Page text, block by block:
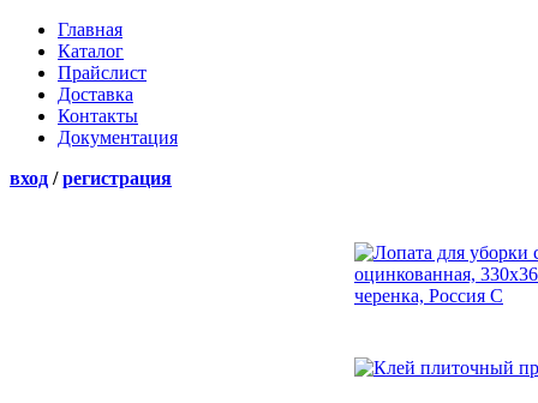
Главная
Каталог
Прайслист
Доставка
Контакты
Документация
вход /регистрация